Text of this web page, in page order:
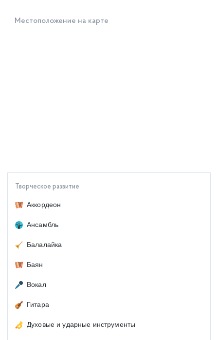
Местоположение на карте
Творческое развитие
Аккордеон
Ансамбль
Балалайка
Баян
Вокал
Гитара
Духовые и ударные инструменты